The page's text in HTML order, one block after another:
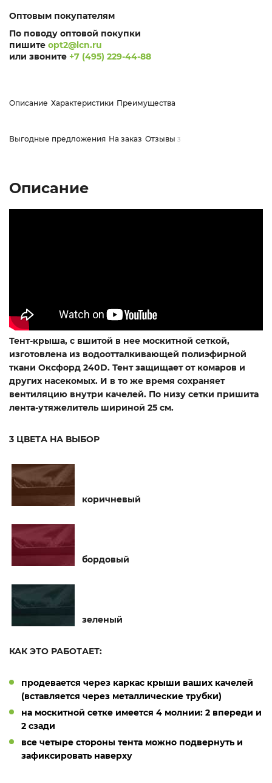
Оптовым покупателям
По поводу оптовой покупки
пишите opt2@lcn.ru
или звоните +7 (495) 229-44-88
Описание Характеристики Преимущества
Выгодные предложения На заказ Отзывы 3
Описание
Тент-крыша, с вшитой в нее москитной сеткой,
изготовлена из водоотталкивающей полиэфирной
ткани Оксфорд 240D. Тент защищает от комаров и
других насекомых. И в то же время сохраняет
вентиляцию внутри качелей. По низу сетки пришита
лента-утяжелитель шириной 25 см.
3 ЦВЕТА НА ВЫБОР
коричневый
бордовый
зеленый
КАК ЭТО РАБОТАЕТ:
продевается через каркас крыши ваших качелей
(вставляется через металлические трубки)
на москитной сетке имеется 4 молнии: 2 впереди и
2 сзади
все четыре стороны тента можно подвернуть и
зафиксировать наверху